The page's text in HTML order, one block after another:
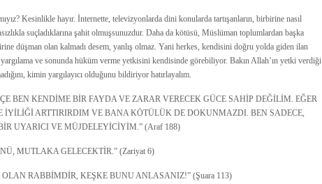
Kesinlikle hayır. İnternette, televizyonlarda dini konularda tartışanların, birbirine nasıl
suçladıklarına şahit olmuşsunuzdur. Daha da kötüsü, Müslüman toplumlardan başka
düşman olan kalmadı desem, yanlış olmaz. Yani herkes, kendisini doğru yolda giden ilan
ve sonunda hüküm verme yetkisini kendisinde görebiliyor. Bakın Allah’ın yetki verdiği
kimin yargılayıcı olduğunu bildiriyor hatırlayalım.
BEN KENDİME BİR FAYDA VE ZARAR VERECEK GÜCE SAHİP DEĞİLİM. EĞER
İYİLİĞİ ARTTIRIRDIM VE BANA KÖTÜLÜK DE DOKUNMAZDI. BEN SADECE,
UYARICI VE MÜJDELEYİCİYİM.” (Araf 188)
MUTLAKA GELECEKTİR.” (Zariyat 6)
RABBİMDİR, KEŞKE BUNU ANLASANIZ!” (Şuara 113)